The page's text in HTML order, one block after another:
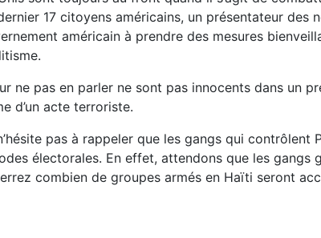
17 citoyens américains, un présentateur des
américain à prendre des mesures
pas en parler ne sont pas innocents dans un
d’un acte terroriste.
pas à rappeler que les gangs qui
électorales. En effet, attendons que les
combien de groupes armés en Haïti seront